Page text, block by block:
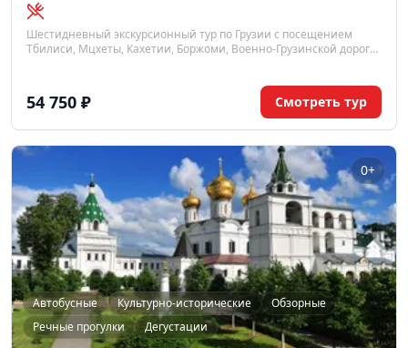
Шестидневный экскурсионный тур по Грузии с посещением
Тбилиси, Мцхеты, Кахетии, Боржоми, Военно-Грузинской дороги
54 750 ₽ Смотреть тур
0+
Автобусные Культурно-исторические
Обзорные
Речные прогулки
Дегустации